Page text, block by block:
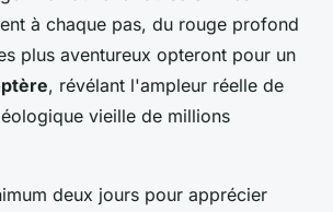
à chaque pas, du rouge profond
plus aventureux opteront pour un
, révélant l'ampleur réelle de
vieille de millions
deux jours pour apprécier